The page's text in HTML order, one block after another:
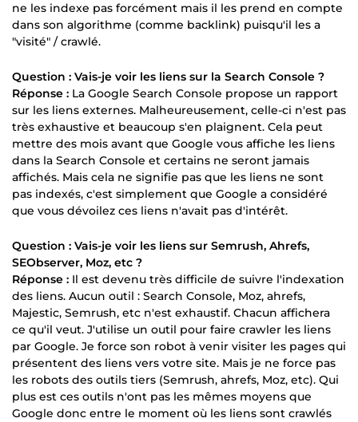
ne les indexe pas forcément mais il les prend en compte
dans son algorithme (comme backlink) puisqu'il les a
"visité" / crawlé.
Question : Vais-je voir les liens sur la Search Console ?
Réponse : La Google Search Console propose un rapport
sur les liens externes. Malheureusement, celle-ci n'est pas
très exhaustive et beaucoup s'en plaignent. Cela peut
mettre des mois avant que Google vous affiche les liens
dans la Search Console et certains ne seront jamais
affichés. Mais cela ne signifie pas que les liens ne sont
pas indexés, c'est simplement que Google a considéré
que vous dévoilez ces liens n'avait pas d'intérêt.
Question : Vais-je voir les liens sur Semrush, Ahrefs,
SEObserver, Moz, etc ?
Réponse : Il est devenu très difficile de suivre l'indexation
des liens. Aucun outil : Search Console, Moz, ahrefs,
Majestic, Semrush, etc n'est exhaustif. Chacun affichera
ce qu'il veut. J'utilise un outil pour faire crawler les liens
par Google. Je force son robot à venir visiter les pages qui
présentent des liens vers votre site. Mais je ne force pas
les robots des outils tiers (Semrush, ahrefs, Moz, etc). Qui
plus est ces outils n'ont pas les mêmes moyens que
Google donc entre le moment où les liens sont crawlés